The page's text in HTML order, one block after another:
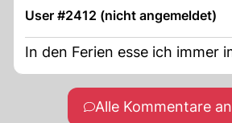
User #2412 (nicht angemeldet)
In den Ferien esse ich immer
Alle Kommentare